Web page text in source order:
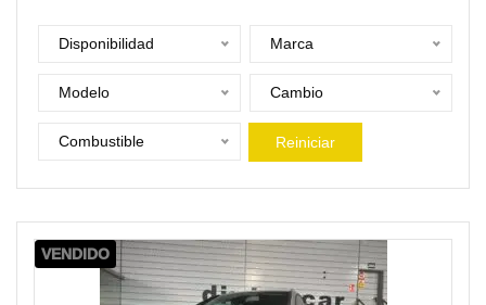
Disponibilidad Marca
Modelo Cambio
Combustible Reiniciar
VENDIDO